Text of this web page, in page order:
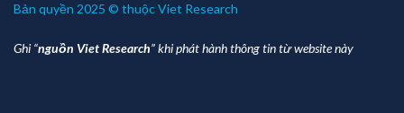
Bản quyền 2025 © thuộc Viet Research
Ghi “nguồn Viet Research” khi phát hành thông tin từ website này